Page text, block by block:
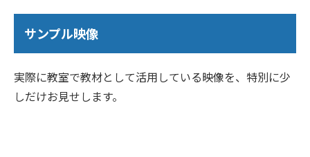
サンプル映像
実際に教室で教材として活用している映像を、特別に少
しだけお見せします。